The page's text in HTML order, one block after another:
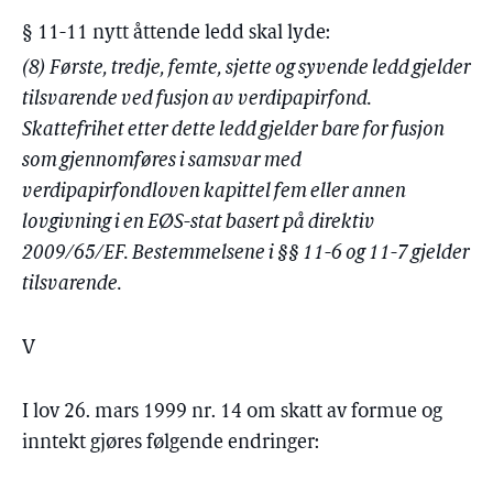
§ 11-11 nytt åttende ledd skal lyde:
(8) Første, tredje, femte, sjette og syvende ledd gjelder
tilsvarende ved fusjon av verdipapirfond.
Skattefrihet etter dette ledd gjelder bare for fusjon
som gjennomføres i samsvar med
verdipapirfondloven kapittel fem eller annen
lovgivning i en EØS-stat basert på direktiv
2009/65/EF. Bestemmelsene i §§ 11-6 og 11-7 gjelder
tilsvarende.
V
I lov 26. mars 1999 nr. 14 om skatt av formue og
inntekt gjøres følgende endringer: